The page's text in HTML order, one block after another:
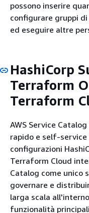
possono inserire
configurare gruppi
ed eseguire altre
HashiCorp
Terraform
Terraform
AWS Service
rapido e self-service
configurazioni
Terraform Cloud
Catalog come unico
governare e
larga scala
funzionalità